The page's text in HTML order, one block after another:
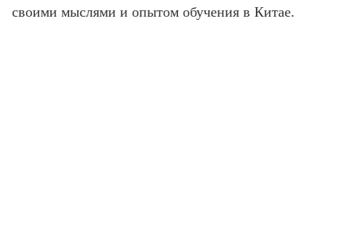
своими мыслями и опытом обучения в Китае.